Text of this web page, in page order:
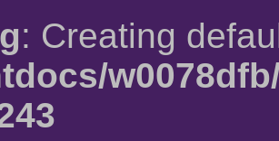
: Creating